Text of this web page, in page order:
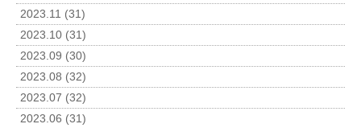
2023.11 (31)
2023.10 (31)
2023.09 (30)
2023.08 (32)
2023.07 (32)
2023.06 (31)